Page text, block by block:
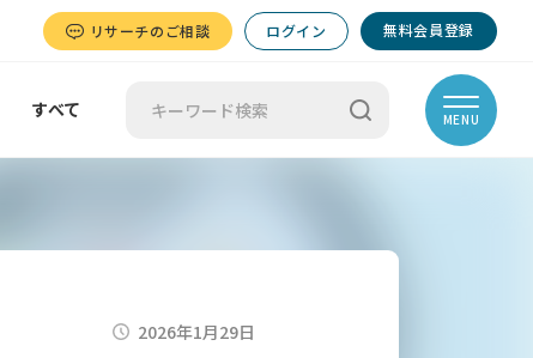
リサーチのご相談 ログイン 無料会員登録
すべて MENU
2026年1月29日